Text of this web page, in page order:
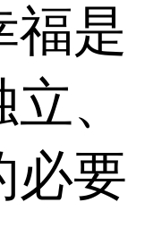
福是
、
必要